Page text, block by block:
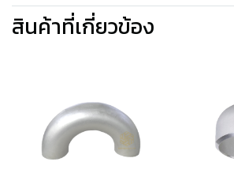
สินค้าที่เกี่ยวข้อง